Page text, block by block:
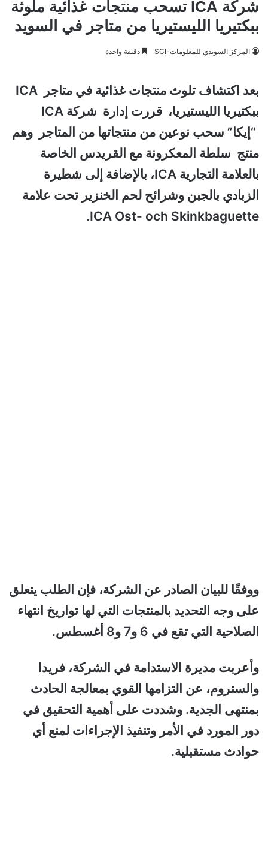
شركة ICA تسحب منتجات غذائية ملوثة
ببكتيريا الليستيريا من متاجر في السويد
المركز السويدي للمعلومات-SCI دقيقة واحدة
“إيكا” سحب نوعين من منتجاتها من المتاجر وهم
منتج سلطة المعكرونة مع القريدس الخاصة
بالعلامة التجارية ICA، بالإضافة إلى شطيرة
الزبادي بالجبن وشرائح لحم الخنزير تحت علامة
ICA Ost- och Skinkbaguette.
ووفقًا للبيان الصادر عن الشركة، فإن الطلب يتعلق
على وجه التحديد بالمنتجات التي لها تواريخ انتهاء
الصلاحية التي تقع في 6 و7 و8 أغسطس.
وأعربت مديرة الاستدامة في الشركة، فريدا
والستروم، عن التزامها القوي بمعالجة الحادث
بمنتهى الجدية. وشددت على أهمية التحقيق في
دور المورد في الأمر وتنفيذ الإجراءات لمنع أي
حوادث مستقبلية.